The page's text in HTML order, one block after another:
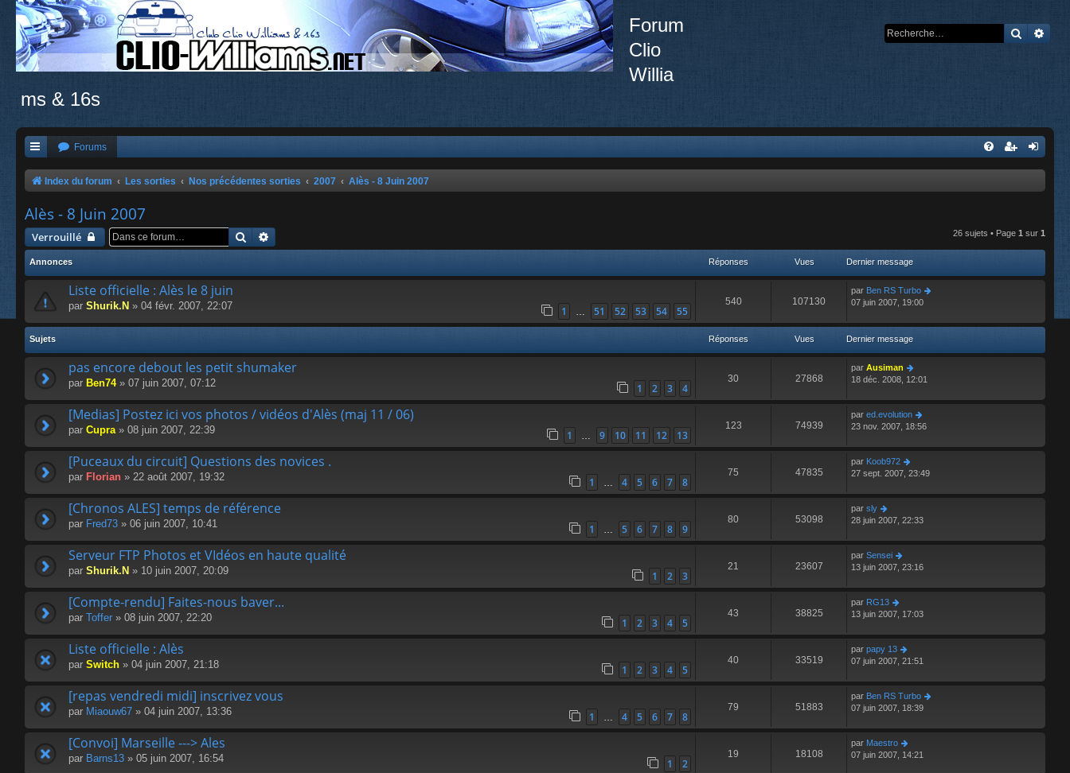
Forum
Clio
Willia
ms & 16s
Forums
Index du forum Les sorties Nos précédentes sorties 2007 Alès - 8 Juin 2007
Alès - 8 Juin 2007
Verrouillé Rechercher 26 sujets • Page 1 sur 1
Annonces Réponses Vues Dernier message
Liste officielle : Alès le 8 juin
par Shurik.N » 04 févr. 2007, 22:07 1 … 51 52 53 54 55
540 107130
par Ben RS Turbo
07 juin 2007, 19:00
Sujets Réponses Vues Dernier message
pas encore debout les petit shumaker
par Ben74» 07 juin 2007, 07:12 1 2 3 4
30 27868
par Ausiman
18 déc. 2008, 12:01
[Medias] Postez ici vos photos / vidéos d'Alès (maj 11 / 06)
par Cupra» 08 juin 2007, 22:39 1 … 9 10 11 12 13
123 74939
par ed.evolution
23 nov. 2007, 18:56
[Puceaux du circuit] Questions des novices .
par Florian » 22 août 2007, 19:32 1 … 4 5 6 7 8
75 47835
par Koob972
27 sept. 2007, 23:49
[Chronos ALES] temps de référence
par Fred73 » 06 juin 2007, 10:41 1 … 5 6 7 8 9
80 53098
par sly
28 juin 2007, 22:33
Serveur FTP Photos et VIdéos en haute qualité
par Shurik.N » 10 juin 2007, 20:09 1 2 3
21 23607
par Sensei
13 juin 2007, 23:16
[Compte-rendu] Faites-nous baver...
par Toffer » 08 juin 2007, 22:20 1 2 3 4 5
43 38825
par RG13
13 juin 2007, 17:03
Liste officielle : Alès
par Switch » 04 juin 2007, 21:18 1 2 3 4 5
40 33519
par papy 13
07 juin 2007, 21:51
[repas vendredi midi] inscrivez vous
par Miaouw67 » 04 juin 2007, 13:36 1 … 4 5 6 7 8
79 51883
par Ben RS Turbo
07 juin 2007, 18:39
[Convoi] Marseille ---> Ales
par Barns13 » 05 juin 2007, 16:54 1 2
19 18108
par Maestro
07 juin 2007, 14:21